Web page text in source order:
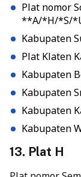
Plat nomor
**A/*H/*S/
Kabupaten
Plat Klaten
Kabupaten
Kabupaten
Kabupaten
Kabupaten
13. Plat H